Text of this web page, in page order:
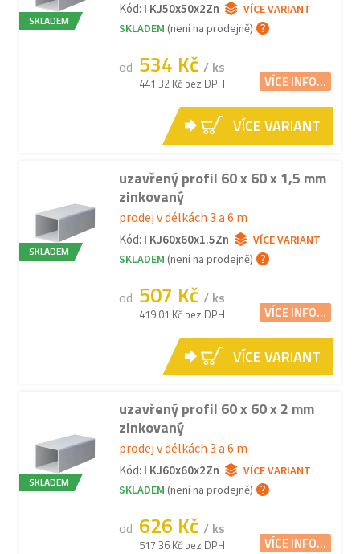
SKLADEM
Kód: I KJ50x50x2Zn
VÍCE VARIANT
SKLADEM (není na prodejně)
od 534 Kč / ks
441.32 Kč bez DPH VÍCE INFO...
VÍCE VARIANT
SKLADEM
uzavřený profil 60 x 60 x 1,5 mm
zinkovaný
prodej v délkách 3 a 6 m
Kód: I KJ60x60x1.5Zn
VÍCE VARIANT
SKLADEM (není na prodejně)
od 507 Kč / ks
419.01 Kč bez DPH VÍCE INFO...
VÍCE VARIANT
SKLADEM
uzavřený profil 60 x 60 x 2 mm
zinkovaný
prodej v délkách 3 a 6 m
Kód: I KJ60x60x2Zn
VÍCE VARIANT
SKLADEM (není na prodejně)
od 626 Kč / ks
517.36 Kč bez DPH VÍCE INFO...